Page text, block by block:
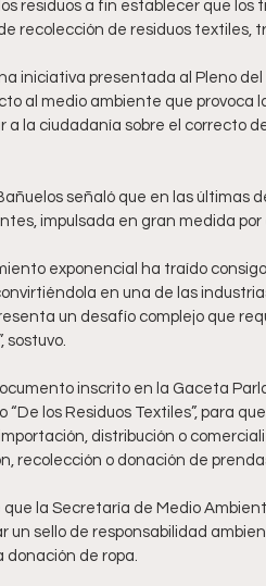
residuos a fin establecer que
recolección de residuos textiles,
iniciativa presentada al Pleno
al medio ambiente que provoca
a la ciudadanía sobre el correcto
señaló que en las últimas
impulsada en gran medida
exponencial ha traído
en una de las
un desafío complejo que
sostuvo.
inscrito en la Gaceta
“De los Residuos Textiles”, para
distribución o
recolección o donación de
que la Secretaría de Medio
un sello de responsabilidad
donación de ropa.